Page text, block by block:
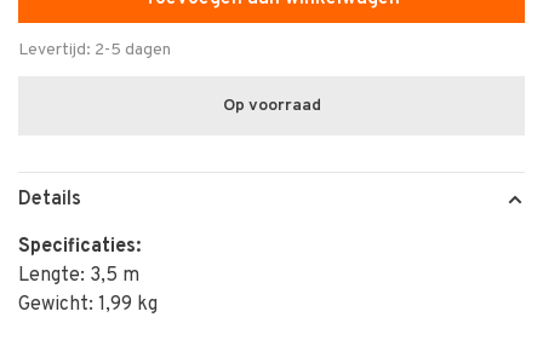
Levertijd: 2-5 dagen
Op voorraad
Details
Specificaties:
Lengte: 3,5 m
Gewicht: 1,99 kg